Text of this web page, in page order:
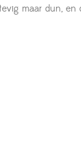
maar dun,